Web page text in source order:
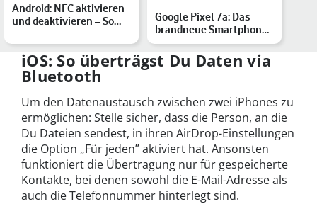
Android: NFC aktivieren
und deaktivieren – So
Google Pixel 7a: Das
brandneue Smartphone
im Hands-on
iOS: So überträgst Du Daten via
Bluetooth
Um den Datenaustausch zwischen zwei iPhones zu
ermöglichen: Stelle sicher, dass die Person, an die
Du Dateien sendest, in ihren AirDrop-Einstellungen
die Option „Für jeden” aktiviert hat. Ansonsten
funktioniert die Übertragung nur für gespeicherte
Kontakte, bei denen sowohl die E-Mail-Adresse als
auch die Telefonnummer hinterlegt sind.